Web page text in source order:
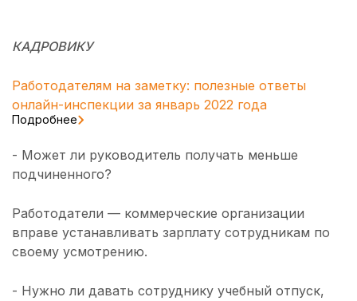
КАДРОВИКУ
Работодателям на заметку: полезные ответы
онлайн-инспекции за январь 2022 года
Подробнее
- Может ли руководитель получать меньше
подчиненного?
Работодатели — коммерческие организации
вправе устанавливать зарплату сотрудникам по
своему усмотрению.
- Нужно ли давать сотруднику учебный отпуск,